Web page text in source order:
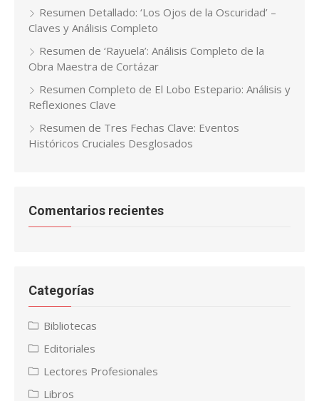
Resumen Detallado: ‘Los Ojos de la Oscuridad’ –
Claves y Análisis Completo
Resumen de ‘Rayuela’: Análisis Completo de la
Obra Maestra de Cortázar
Resumen Completo de El Lobo Estepario: Análisis y
Reflexiones Clave
Resumen de Tres Fechas Clave: Eventos
Históricos Cruciales Desglosados
Comentarios recientes
Categorías
Bibliotecas
Editoriales
Lectores Profesionales
Libros